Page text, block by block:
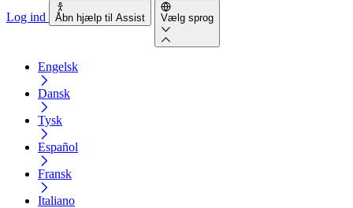
Log ind Åbn hjælp til Assist Vælg sprog
Engelsk
Dansk
Tysk
Español
Fransk
Italiano